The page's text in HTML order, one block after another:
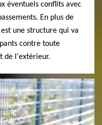
éventuels conflits avec
En plus de
une structure qui va
contre toute
de l'extérieur.